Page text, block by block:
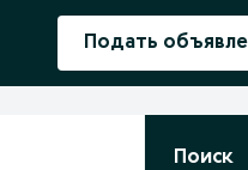
Подать
Поиск